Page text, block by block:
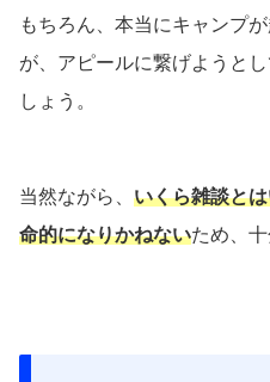
もちろん、本当にキャンプ
が、アピールに繋げようと
しょう。
当然ながら、 いくら雑談と
命的になりかねないため、